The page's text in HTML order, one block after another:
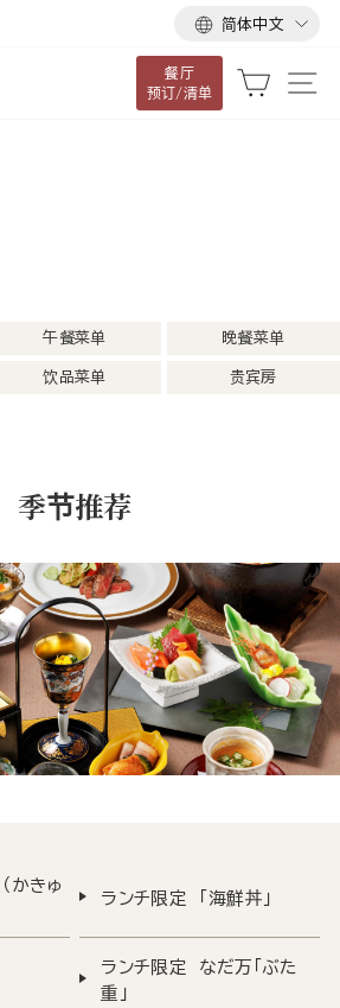
语
言
简体中文
餐厅
预订/清单
大车
午餐菜单 晚餐菜单
饮品菜单 贵宾房
季节推荐
かきゅ
ランチ限定 「海鮮丼」
ランチ限定 なだ万「ぶた
重」